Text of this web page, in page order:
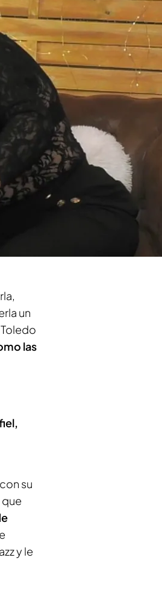
y
sí,
a
a
un
las
su
y le